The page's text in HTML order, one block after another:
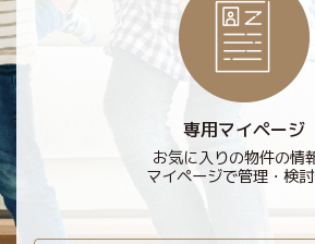
専用マイページ
お気に入りの物件の情
マイページで管理・検